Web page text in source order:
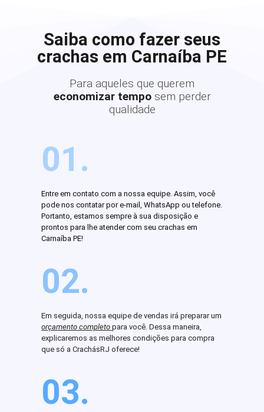
Saiba como fazer seus
crachas em Carnaíba PE
Para aqueles que querem
economizar tempo sem perder
qualidade
01.
Entre em contato com a nossa equipe. Assim, você
pode nos contatar por e-mail, WhatsApp ou telefone.
Portanto, estamos sempre à sua disposição e
prontos para lhe atender com seu crachas em
Carnaíba PE!
02.
Em seguida, nossa equipe de vendas irá preparar um
orçamento completo para você. Dessa maneira,
explicaremos as melhores condições para compra
que só a CrachásRJ oferece!
03.